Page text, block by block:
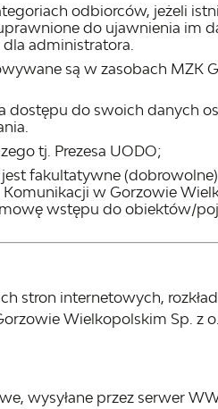
odbiorców, jeżeli
do ujawnienia im
administratora.
są w zasobach MZK
dostępu do swoich danych
tj. Prezesa UODO;
fakultatywne
w Gorzowie
wstępu do obiektów/
stron internetowych,
Wielkopolskim Sp. z
wysyłane przez serwer